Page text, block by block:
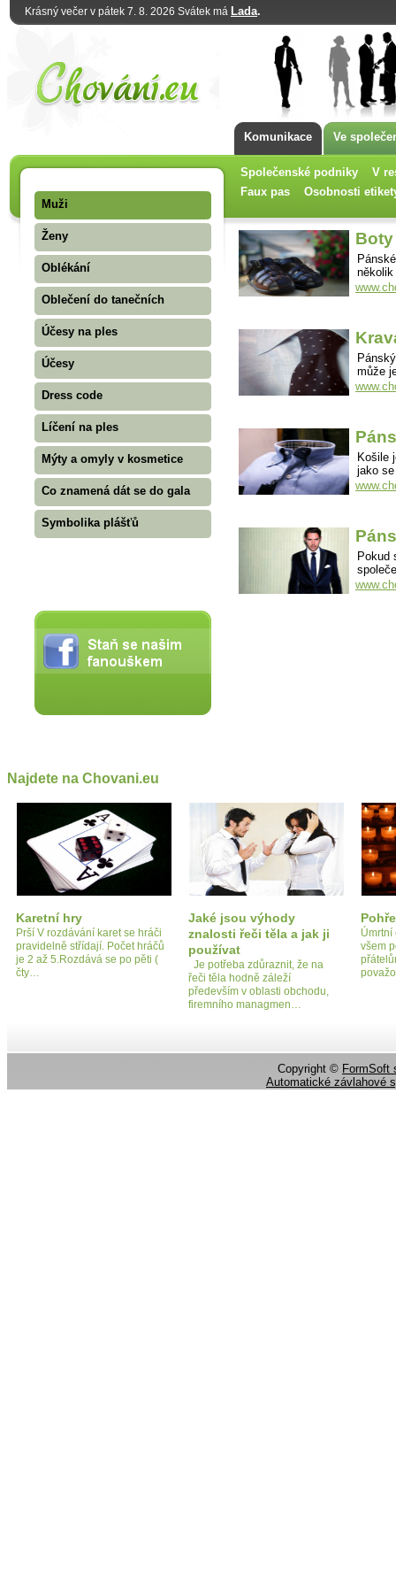
Krásný večer v pátek 7. 8. 2026 Svátek má Lada.
Komunikace Ve
Společenské podniky
V
Faux pas
Osobnosti
Muži
Ženy
Oblékání
Oblečení do tanečních
Účesy na ples
Účesy
Dress code
Líčení na ples
Mýty a omyly v kosmetice
Co znamená dát se do gala
Symbolika plášťů
Boty
může
Košile
jako
Pokud
Najdete na Chovani.eu
Karetní hry
Prší V rozdávání karet se hráči
pravidelně střídají. Počet hráčů
je 2 až 5.Rozdává se po pěti (
čty…
Jaké jsou výhody
znalosti řeči těla a jak ji
používat
Je potřeba zdůraznit, že na
řeči těla hodně záleží
především v oblasti obchodu,
firemního managmen…
Úmrtní
všem
Copyright © FormSoft
Automatické závlahové